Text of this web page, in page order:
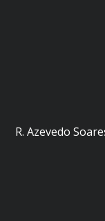
R. Azevedo